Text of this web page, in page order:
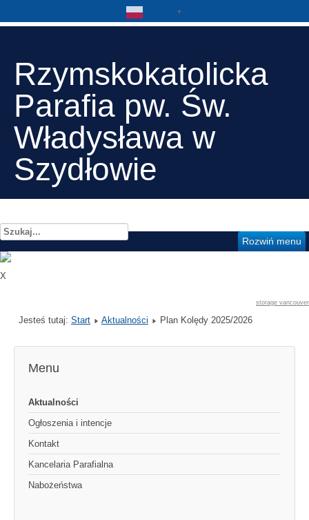
Rzymskokatolicka
Parafia pw. Św.
Władysława w
Szydłowie
Szukaj...
Rozwiń menu
X
storage vancouver
▼
Jesteś tutaj: Start Aktualności Plan Kolędy 2025/2026
Menu
Aktualności
Ogłoszenia i intencje
Kontakt
Kancelaria Parafialna
Nabożeństwa